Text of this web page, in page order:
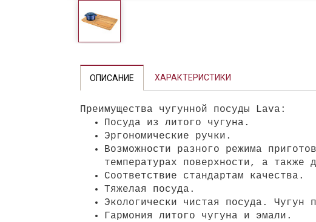
ОПИСАНИЕ ХАРАКТЕРИСТИКИ
Преимущества чугунной посуды Lava:
Посуда из литого чугуна.
Эргономические ручки.
Возможности разного режима
температурах поверхности, а также
Соответствие стандартам качества.
Тяжелая посуда.
Экологически чистая посуда. Чугун
Гармония литого чугуна и эмали.